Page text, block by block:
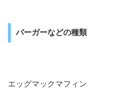
バーガーなどの種類
エッグマックマフィン